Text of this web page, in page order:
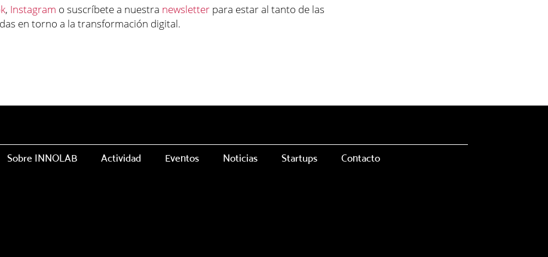
, Instagram o suscríbete a nuestra newsletter para estar al tanto de las
en torno a la transformación digital.
Sobre INNOLAB Actividad Eventos Noticias Startups Contacto